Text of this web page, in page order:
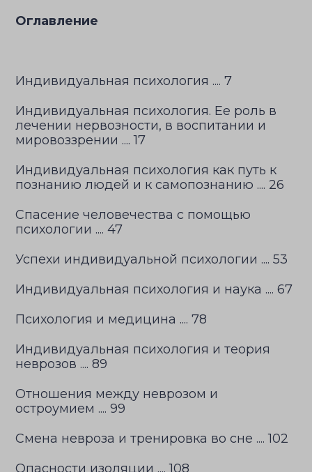
Оглавление
Индивидуальная психология .... 7
Индивидуальная психология. Ее роль в
лечении нервозности, в воспитании и
мировоззрении .... 17
Индивидуальная психология как путь к
познанию людей и к самопознанию .... 26
Спасение человечества с помощью
психологии .... 47
Успехи индивидуальной психологии .... 53
Индивидуальная психология и наука .... 67
Психология и медицина .... 78
Индивидуальная психология и теория
неврозов .... 89
Отношения между неврозом и
остроумием .... 99
Смена невроза и тренировка во сне .... 102
Опасности изоляции .... 108